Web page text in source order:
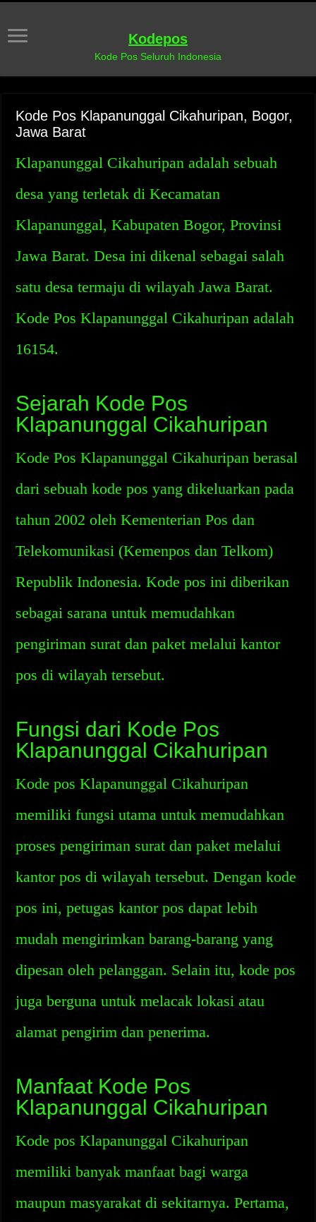
Kodepos
Kode Pos Seluruh Indonesia
Kode Pos Klapanunggal Cikahuripan, Bogor,
Jawa Barat
Klapanunggal Cikahuripan adalah sebuah
desa yang terletak di Kecamatan
Klapanunggal, Kabupaten Bogor, Provinsi
Jawa Barat. Desa ini dikenal sebagai salah
satu desa termaju di wilayah Jawa Barat.
Kode Pos Klapanunggal Cikahuripan adalah
16154.
Sejarah Kode Pos
Klapanunggal Cikahuripan
Kode Pos Klapanunggal Cikahuripan berasal
dari sebuah kode pos yang dikeluarkan pada
tahun 2002 oleh Kementerian Pos dan
Telekomunikasi (Kemenpos dan Telkom)
Republik Indonesia. Kode pos ini diberikan
sebagai sarana untuk memudahkan
pengiriman surat dan paket melalui kantor
pos di wilayah tersebut.
Fungsi dari Kode Pos
Klapanunggal Cikahuripan
Kode pos Klapanunggal Cikahuripan
memiliki fungsi utama untuk memudahkan
proses pengiriman surat dan paket melalui
kantor pos di wilayah tersebut. Dengan kode
pos ini, petugas kantor pos dapat lebih
mudah mengirimkan barang-barang yang
dipesan oleh pelanggan. Selain itu, kode pos
juga berguna untuk melacak lokasi atau
alamat pengirim dan penerima.
Manfaat Kode Pos
Klapanunggal Cikahuripan
Kode pos Klapanunggal Cikahuripan
memiliki banyak manfaat bagi warga
maupun masyarakat di sekitarnya. Pertama,